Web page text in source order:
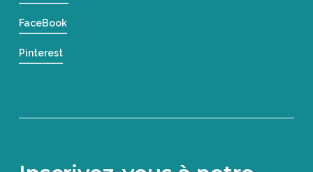
FaceBook
Pinterest